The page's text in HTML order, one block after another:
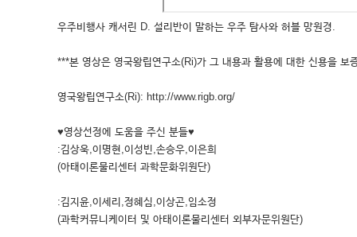
우주비행사 캐서린 D. 설리반이 말하는 우주 탐사와 허블 망원경.
***본 영상은 영국왕립연구소(Ri)가 그 내용과 활용에 대한 신용을 보
영국왕립연구소(Ri): http://www.rigb.org/
♥영상선정에 도움을 주신 분들♥
:김상욱,이명현,이성빈,손승우,이은희
(아태이론물리센터 과학문화위원단)
:김지윤,이세리,정혜심,이상곤,임소정
(과학커뮤니케이터 및 아태이론물리센터 외부자문위원단)